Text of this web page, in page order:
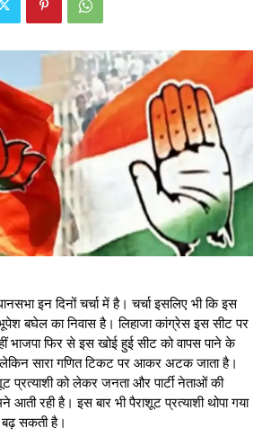
इन दिनों चर्चा में है। चर्चा इसलिए भी कि इस
बघेल का निवास है। लिहाजा कांग्रेस इस सीट पर
भाजपा फिर से इस खोई हुई सीट को वापस पाने के
लेकिन सारा गणित टिकट पर आकर अटक जाता है।
प्रत्याशी को लेकर जनता और पार्टी नेताओं की
आती रही है। इस बार भी पैराशूट प्रत्याशी थोपा गया
बढ़ सकती है।